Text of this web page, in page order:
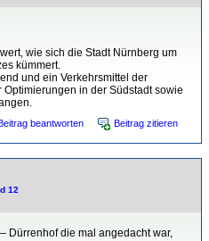
wie sich die Stadt Nürnberg um
kümmert.
und ein Verkehrsmittel der
in der Südstadt sowie
beantworten Beitrag zitieren
12
Dürrenhof die mal angedacht war,